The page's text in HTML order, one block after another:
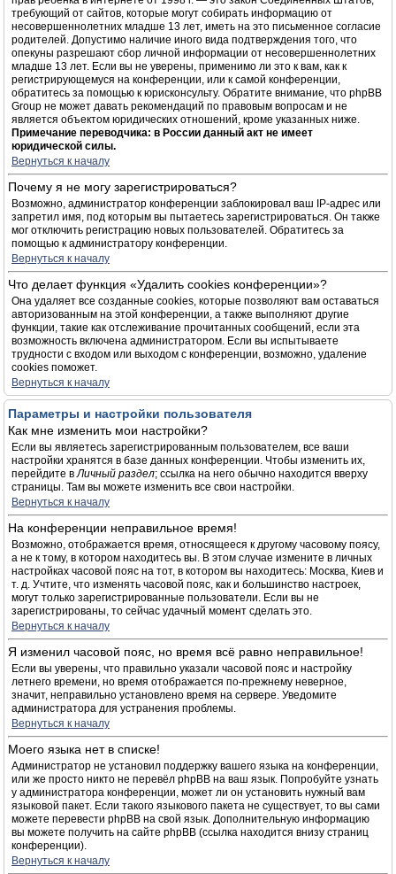
требующий от сайтов, которые могут собирать информацию от
несовершеннолетних младше 13 лет, иметь на это письменное согласие
родителей. Допустимо наличие иного вида подтверждения того, что
опекуны разрешают сбор личной информации от несовершеннолетних
младше 13 лет. Если вы не уверены, применимо ли это к вам, как к
регистрирующемуся на конференции, или к самой конференции,
обратитесь за помощью к юрисконсульту. Обратите внимание, что phpBB
Group не может давать рекомендаций по правовым вопросам и не
является объектом юридических отношений, кроме указанных ниже.
Примечание переводчика: в России данный акт не имеет
юридической силы.
Вернуться к началу
Почему я не могу зарегистрироваться?
Возможно, администратор конференции заблокировал ваш IP-адрес или
запретил имя, под которым вы пытаетесь зарегистрироваться. Он также
мог отключить регистрацию новых пользователей. Обратитесь за
помощью к администратору конференции.
Вернуться к началу
Что делает функция «Удалить cookies конференции»?
Она удаляет все созданные cookies, которые позволяют вам оставаться
авторизованным на этой конференции, а также выполняют другие
функции, такие как отслеживание прочитанных сообщений, если эта
возможность включена администратором. Если вы испытываете
трудности с входом или выходом с конференции, возможно, удаление
cookies поможет.
Вернуться к началу
Параметры и настройки пользователя
Как мне изменить мои настройки?
Если вы являетесь зарегистрированным пользователем, все ваши
настройки хранятся в базе данных конференции. Чтобы изменить их,
перейдите вЛичный раздел; ссылка на него обычно находится вверху
страницы. Там вы можете изменить все свои настройки.
Вернуться к началу
На конференции неправильное время!
Возможно, отображается время, относящееся к другому часовому поясу,
а не к тому, в котором находитесь вы. В этом случае измените в личных
настройках часовой пояс на тот, в котором вы находитесь: Москва, Киев и
т. д. Учтите, что изменять часовой пояс, как и большинство настроек,
могут только зарегистрированные пользователи. Если вы не
зарегистрированы, то сейчас удачный момент сделать это.
Вернуться к началу
Я изменил часовой пояс, но время всё равно неправильное!
Если вы уверены, что правильно указали часовой пояс и настройку
летнего времени, но время отображается по-прежнему неверное,
значит, неправильно установлено время на сервере. Уведомите
администратора для устранения проблемы.
Вернуться к началу
Моего языка нет в списке!
Администратор не установил поддержку вашего языка на конференции,
или же просто никто не перевёл phpBB на ваш язык. Попробуйте узнать
у администратора конференции, может ли он установить нужный вам
языковой пакет. Если такого языкового пакета не существует, то вы сами
можете перевести phpBB на свой язык. Дополнительную информацию
вы можете получить на сайте phpBB (ссылка находится внизу страниц
конференции).
Вернуться к началу